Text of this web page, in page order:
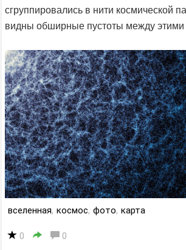
сгруппировались в нити космической
видны обширные пустоты между этими
вселенная, космос, фото, карта
0 0